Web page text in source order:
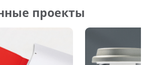
проекты